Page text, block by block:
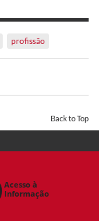
profissão
Back to Top